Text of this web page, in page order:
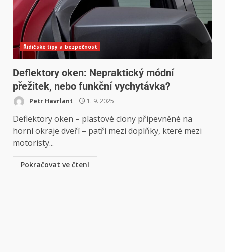
Řidičské tipy a bezpečnost
Deflektory oken: Nepraktický módní
přežitek, nebo funkční vychytávka?
Petr Havrlant 1. 9. 2025
Deflektory oken – plastové clony připevněné na
horní okraje dveří – patří mezi doplňky, které mezi
motoristy...
Pokračovat ve čtení